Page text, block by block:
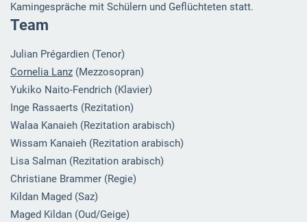
Kamingespräche mit Schülern und Geflüchteten statt.
Team
Julian Prégardien (Tenor)
Cornelia Lanz(Mezzosopran)
Yukiko Naito-Fendrich (Klavier)
Inge Rassaerts (Rezitation)
Walaa Kanaieh (Rezitation arabisch)
Wissam Kanaieh (Rezitation arabisch)
Lisa Salman (Rezitation arabisch)
Christiane Brammer (Regie)
Kildan Maged (Saz)
Maged Kildan (Oud/Geige)